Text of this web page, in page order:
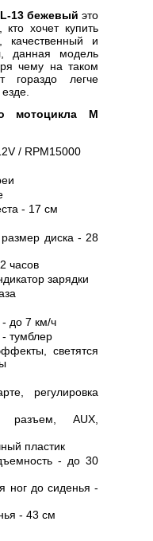
13 бежевый это
хочет купить
качественный и
данная модель
чему на таком
гораздо легче
мотоцикла M
/ RPM15000
- 17 см
диска - 28
часов
зарядки
- до 7 км/ч
тумблер
светятся
регулировка
AUX,
пластик
- до 30
ног до сиденья -
- 43 см